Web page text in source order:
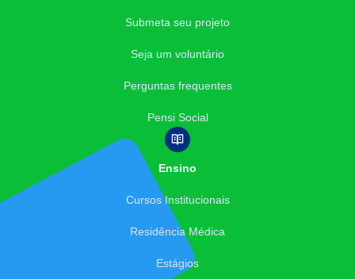
Submeta seu projeto
Seja um voluntário
Perguntas frequentes
Pensi Social
Ensino
Cursos Institucionais
Residência Médica
Estágios